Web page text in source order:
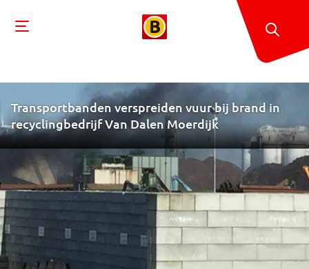
Transportbanden verspreiden vuur bij brand in
recyclingbedrijf Van Dalen Moerdijk